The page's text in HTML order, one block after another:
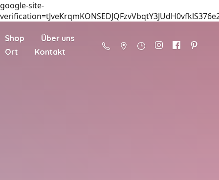
google-site-
Shop
Über uns
Ort
Kontakt